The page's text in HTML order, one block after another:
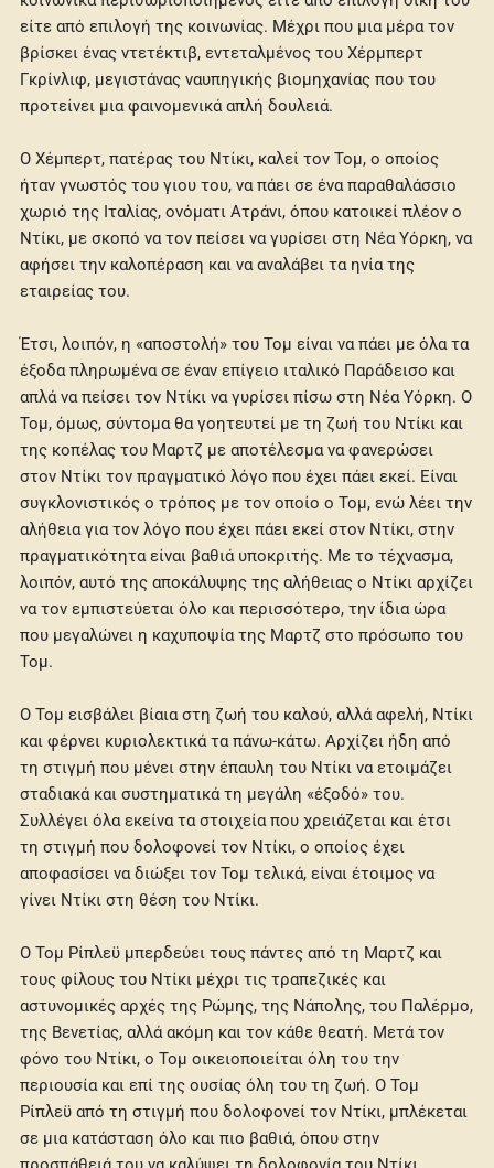
είτε από επιλογή της κοινωνίας. Μέχρι που μια μέρα τον
βρίσκει ένας ντετέκτιβ, εντεταλμένος του Χέρμπερτ
Γκρίνλιφ, μεγιστάνας ναυπηγικής βιομηχανίας που του
προτείνει μια φαινομενικά απλή δουλειά.
Ο Χέμπερτ, πατέρας του Ντίκι, καλεί τον Τομ, ο οποίος
ήταν γνωστός του γιου του, να πάει σε ένα παραθαλάσσιο
χωριό της Ιταλίας, ονόματι Ατράνι, όπου κατοικεί πλέον ο
Ντίκι, με σκοπό να τον πείσει να γυρίσει στη Νέα Υόρκη, να
αφήσει την καλοπέραση και να αναλάβει τα ηνία της
εταιρείας του.
Έτσι, λοιπόν, η «αποστολή» του Τομ είναι να πάει με όλα τα
έξοδα πληρωμένα σε έναν επίγειο ιταλικό Παράδεισο και
απλά να πείσει τον Ντίκι να γυρίσει πίσω στη Νέα Υόρκη. Ο
Τομ, όμως, σύντομα θα γοητευτεί με τη ζωή του Ντίκι και
της κοπέλας του Μαρτζ με αποτέλεσμα να φανερώσει
στον Ντίκι τον πραγματικό λόγο που έχει πάει εκεί. Είναι
συγκλονιστικός ο τρόπος με τον οποίο ο Τομ, ενώ λέει την
αλήθεια για τον λόγο που έχει πάει εκεί στον Ντίκι, στην
πραγματικότητα είναι βαθιά υποκριτής. Με το τέχνασμα,
λοιπόν, αυτό της αποκάλυψης της αλήθειας ο Ντίκι αρχίζει
να τον εμπιστεύεται όλο και περισσότερο, την ίδια ώρα
που μεγαλώνει η καχυποψία της Μαρτζ στο πρόσωπο του
Τομ.
Ο Τομ εισβάλει βίαια στη ζωή του καλού, αλλά αφελή, Ντίκι
και φέρνει κυριολεκτικά τα πάνω-κάτω. Αρχίζει ήδη από
τη στιγμή που μένει στην έπαυλη του Ντίκι να ετοιμάζει
σταδιακά και συστηματικά τη μεγάλη «έξοδό» του.
Συλλέγει όλα εκείνα τα στοιχεία που χρειάζεται και έτσι
τη στιγμή που δολοφονεί τον Ντίκι, ο οποίος έχει
αποφασίσει να διώξει τον Τομ τελικά, είναι έτοιμος να
γίνει Ντίκι στη θέση του Ντίκι.
Ο Τομ Ρίπλεϋ μπερδεύει τους πάντες από τη Μαρτζ και
τους φίλους του Ντίκι μέχρι τις τραπεζικές και
αστυνομικές αρχές της Ρώμης, της Νάπολης, του Παλέρμο,
της Βενετίας, αλλά ακόμη και τον κάθε θεατή. Μετά τον
φόνο του Ντίκι, ο Τομ οικειοποιείται όλη του την
περιουσία και επί της ουσίας όλη του τη ζωή. Ο Τομ
Ρίπλεϋ από τη στιγμή που δολοφονεί τον Ντίκι, μπλέκεται
σε μια κατάσταση όλο και πιο βαθιά, όπου στην